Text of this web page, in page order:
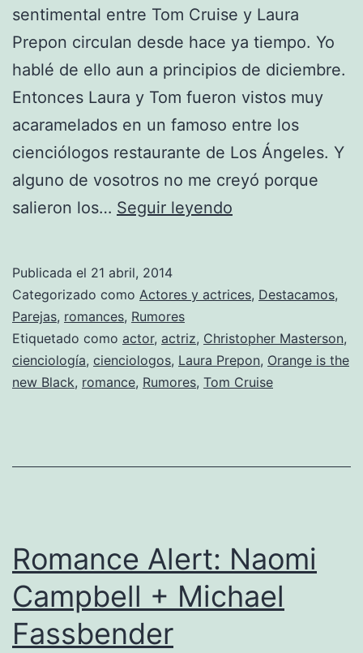
sentimental entre Tom Cruise y Laura
Prepon circulan desde hace ya tiempo. Yo
hablé de ello aun a principios de diciembre.
Entonces Laura y Tom fueron vistos muy
acaramelados en un famoso entre los
cienciólogos restaurante de Los Ángeles. Y
alguno de vosotros no me creyó porque
salieron los… Seguir leyendo
sale
Laura
Prepon
Publicada el 21 abril, 2014
Categorizado como Actores y actrices, Destacamos,
Parejas, romances, Rumores
Etiquetado como actor, actriz, Christopher Masterson,
cienciología, cienciologos, Laura Prepon, Orange is the
new Black, romance, Rumores, Tom Cruise
Romance Alert: Naomi
Campbell + Michael
Fassbender